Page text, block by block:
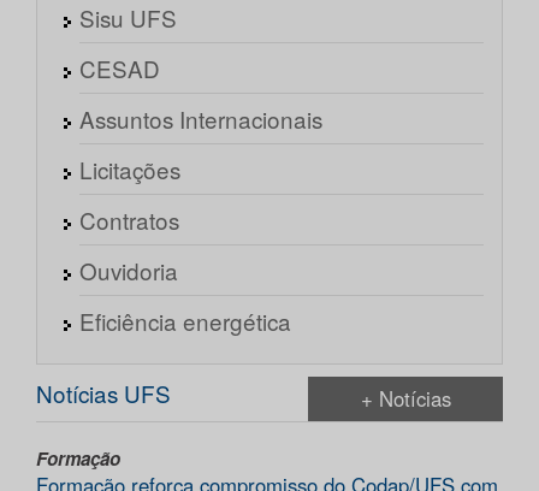
Sisu UFS
CESAD
Assuntos Internacionais
Licitações
Contratos
Ouvidoria
Eficiência energética
Notícias UFS + Notícias
Formação